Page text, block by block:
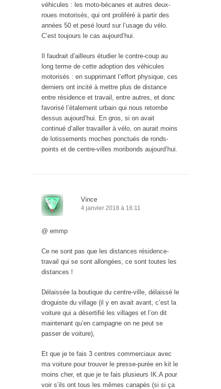
véhicules : les moto-bécanes et autres deux-
roues motorisés, qui ont proliféré à partir des
années 50 et pesé lourd sur l’usage du vélo.
C’est toujours le cas aujourd’hui.
Il faudrait d’ailleurs étudier le contre-coup au
long terme de cette adoption des véhicules
motorisés : en supprimant l’effort physique, ces
derniers ont incité à mettre plus de distance
entre résidence et travail, entre autres, et donc
favorisé l’étalement urbain qui nous retombe
dessus aujourd’hui. En gros, si on avait
continué d’aller travailler à vélo, on aurait moins
de lotissements moches ponctués de ronds-
points et de centre-villes moribonds aujourd’hui.
Vince
4 janvier 2018 à 16:11
@ emmp
Ce ne sont pas que les distances résidence-
travail qui se sont allongées, ce sont toutes les
distances !
Délaissée la boutique du centre-ville, délaissé le
droguiste du village (il y en avait avant, c’est la
voiture qui a désertifié les villages et l’on dit
maintenant qu’en campagne on ne peut se
passer de voiture),
Et que je te fais 3 centres commerciaux avec
ma voiture pour trouver le presse-purée en kit le
moins cher, et que je te fais plusieurs IK.A pour
voir s’ils ont tous les mêmes canapés (si si ça